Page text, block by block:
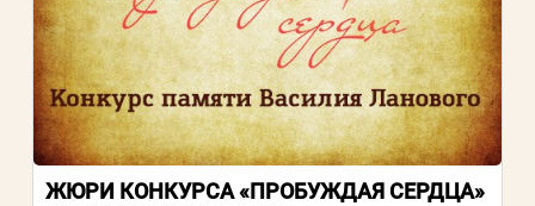
Логин (электронная почта)
Пароль
Заполняя данную форму вы соглашаетесь с
ЖЮРИ КОНКУРСА «ПРОБУЖДАЯ СЕРДЦА»